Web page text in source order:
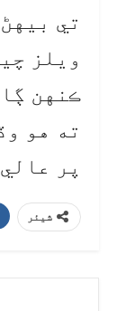
تي
ويلز
ڪنهن
ته هو
پر
شیئر